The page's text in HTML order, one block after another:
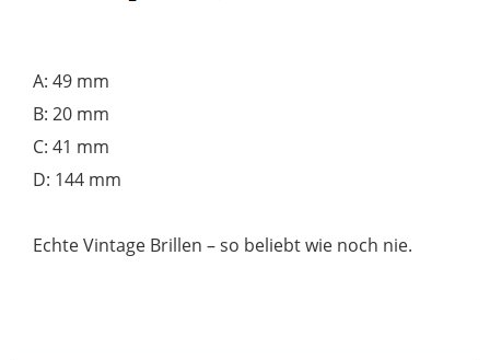
A: 49 mm
B: 20 mm
C: 41 mm
D: 144 mm
Echte Vintage Brillen – so beliebt wie noch nie.